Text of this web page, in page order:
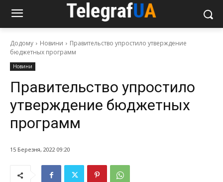
Додому Новини
Правительство упростило утверждение
бюджетных программ
Новини
Правительство упростило
утверждение бюджетных
программ
15 Березня, 2022 09:20